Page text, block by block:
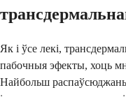
Як і ўсе лекі,
пабочныя эфекты, хоць
Найбольш